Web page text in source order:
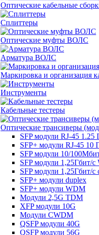
Оптические кабельные
Сплиттеры
Оптические муфты ВОЛС
Арматура ВОЛС
Маркировка и организация
Инструменты
Кабельные тестеры
Оптические трансиверы
SFP модули RJ-45 1.25
SFP+ модули RJ-45 10
SFP модули 10/
SFP модули 1,25Гбит/
SFP модули 1,25Гбит/с
SFP+ модули duplex
SFP+ модули WDM
Модули 2,5G TDM
XFP модули 10G
Модули CWDM
QSFP модули 40G
QSFP модули 56G